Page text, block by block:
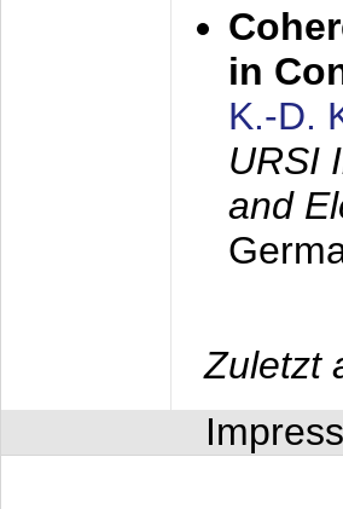
in
K.-D.
URSI
and
Zuletzt